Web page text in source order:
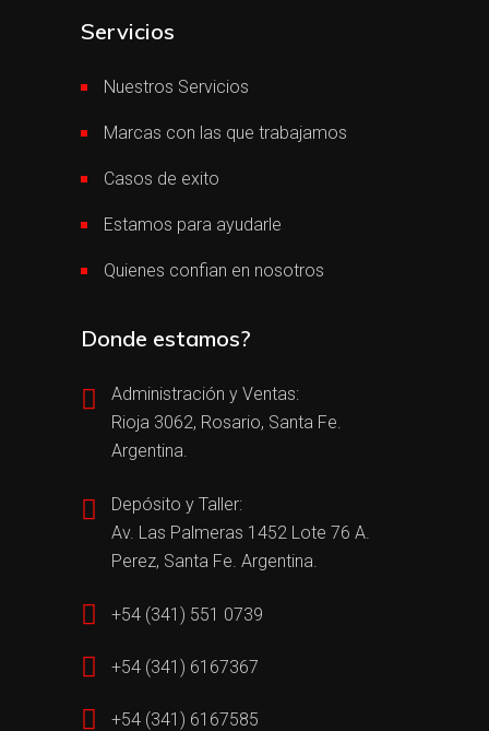
Servicios
Nuestros Servicios
Marcas con las que trabajamos
Casos de exito
Estamos para ayudarle
Quienes confian en nosotros
Donde estamos?
Administración y Ventas:
Rioja 3062, Rosario, Santa Fe.
Argentina.
Depósito y Taller:
Av. Las Palmeras 1452 Lote 76 A.
Perez, Santa Fe. Argentina.
+54 (341) 551 0739
+54 (341) 6167367
+54 (341) 6167585